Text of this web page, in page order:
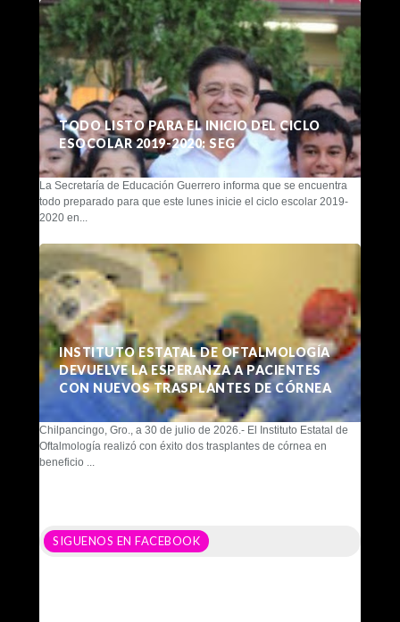
TODO LISTO PARA EL INICIO DEL CICLO
ESOCOLAR 2019-2020: SEG
La Secretaría de Educación Guerrero informa que se encuentra
todo preparado para que este lunes inicie el ciclo escolar 2019-
2020 en...
INSTITUTO ESTATAL DE OFTALMOLOGÍA
DEVUELVE LA ESPERANZA A PACIENTES
CON NUEVOS TRASPLANTES DE CÓRNEA
Chilpancingo, Gro., a 30 de julio de 2026.- El Instituto Estatal de
Oftalmología realizó con éxito dos trasplantes de córnea en
beneficio ...
SIGUENOS EN FACEBOOK